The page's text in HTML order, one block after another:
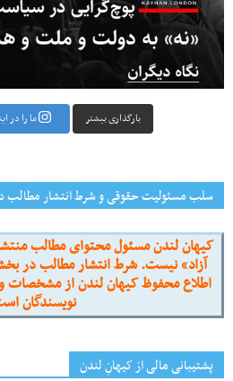
بارگذاری بیشتر ما را در
سلب مسئولیت حقوقی و شرط انتشار مطالب
کیهان لندن مسئول محتوای مطالب
آزاد» نیست. شرط انتشار مطالب در
اطلاع محفوظ کیهان لندن از مشخصات
نویسندگان
پشتیبانی مالی از کیهانِ لندن